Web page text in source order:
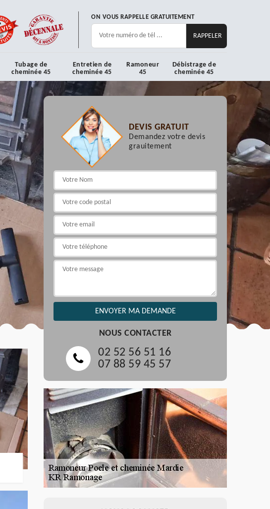
ON VOUS RAPPELLE GRATUITEMENT
Tubage de
cheminée 45
Entretien de
cheminée 45
Ramoneur
45
Débistrage de
cheminée 45
DEVIS GRATUIT
Demandez votre devis
grauitement
NOUS CONTACTER
02 52 56 51 16
07 88 59 45 57